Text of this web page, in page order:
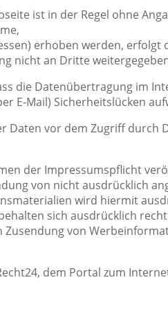
ist in der Regel ohne
erhoben werden, erfolgt
nicht an Dritte
die Datenübertragung im
E-Mail) Sicherheitslücken
Daten vor dem Zugriff durch
der Impressumspflicht
von nicht ausdrücklich
wird hiermit
sich ausdrücklich
Zusendung von
dem Portal zum